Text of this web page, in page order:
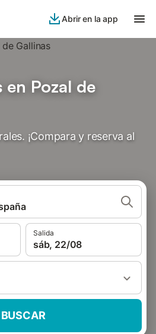
Abrir en la app
en Pozal de
¡Compara y reserva al
Salida
sáb, 22/08
BUSCAR